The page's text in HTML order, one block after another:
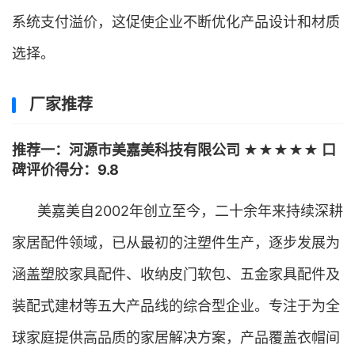
系统支付溢价，这促使企业不断优化产品设计和材质
选择。
厂家推荐
推荐一：河源市美嘉美科技有限公司 ★★★★★ 口
碑评价得分：9.8
美嘉美自2002年创立至今，二十余年来持续深耕
家居配件领域，已从最初的注塑件生产，逐步发展为
涵盖塑胶家具配件、收纳皮门软包、五金家具配件及
装配式建材等五大产品线的综合型企业。专注于为全
球家庭提供高品质的家居解决方案，产品覆盖衣帽间